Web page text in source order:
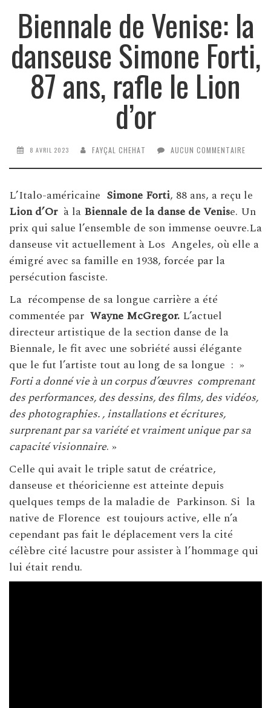
Biennale de Venise: la
danseuse Simone Forti,
87 ans, rafle le Lion
d’or
8 AVRIL 2023 FAYÇAL CHEHAT AUCUN COMMENTAIRE
L’Italo-américaine Simone Forti, 88 ans, a reçu le
Lion d’Orà la Biennale de la danse de Venise. Un
prix qui salue l’ensemble de son immense oeuvre.La
danseuse vit actuellement à Los Angeles, où elle a
émigré avec sa famille en 1938, forcée par la
persécution fasciste.
La récompense de sa longue carrière a été
commentée par Wayne McGregor. L’actuel
directeur artistique de la section danse de la
Biennale, le fit avec une sobriété aussi élégante
que le fut l’artiste tout au long de sa longue : »
Forti a donné vie à un corpus d’œuvres comprenant
des performances, des dessins, des films, des vidéos,
des photographies. , installations et écritures,
surprenant par sa variété et vraiment unique par sa
capacité visionnaire. »
Celle qui avait le triple satut de créatrice,
danseuse et théoricienne est atteinte depuis
quelques temps de la maladie de Parkinson. Si la
native de Florence est toujours active, elle n’a
cependant pas fait le déplacement vers la cité
célèbre cité lacustre pour assister à l’hommage qui
lui était rendu.